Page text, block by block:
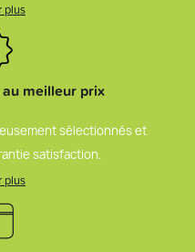
plus
meilleur prix
sélectionnés et
satisfaction.
plus